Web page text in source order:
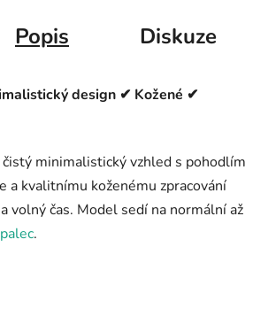
Popis Diskuze
design ✔ Kožené ✔
minimalistický vzhled s pohodlím
a kvalitnímu koženému zpracování
volný čas. Model sedí na normální až
.